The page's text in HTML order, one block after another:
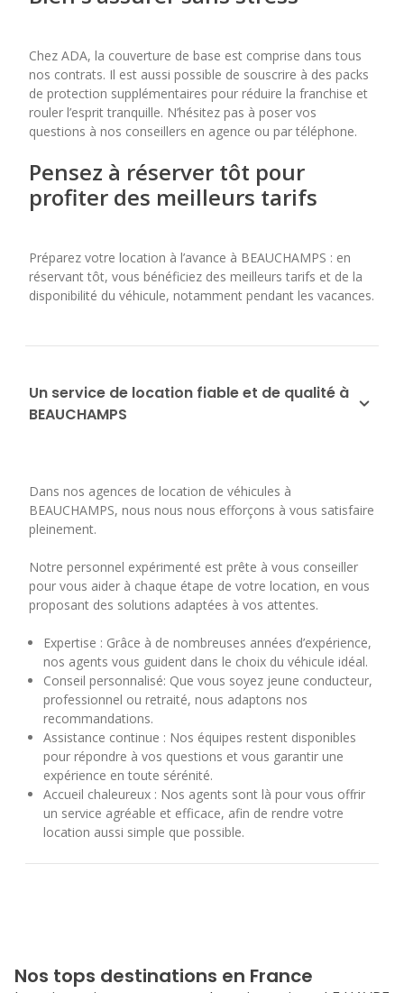
Chez ADA, la couverture de base est comprise dans tous
nos contrats. Il est aussi possible de souscrire à des packs
de protection supplémentaires pour réduire la franchise et
rouler l’esprit tranquille. N’hésitez pas à poser vos
questions à nos conseillers en agence ou par téléphone.
Pensez à réserver tôt pour
profiter des meilleurs tarifs
Préparez votre location à l’avance à BEAUCHAMPS : en
réservant tôt, vous bénéficiez des meilleurs tarifs et de la
disponibilité du véhicule, notamment pendant les vacances.
Un service de location fiable et de qualité à
BEAUCHAMPS
Dans nos agences de location de véhicules à
BEAUCHAMPS, nous nous nous efforçons à vous satisfaire
pleinement.
Notre personnel expérimenté est prête à vous conseiller
pour vous aider à chaque étape de votre location, en vous
proposant des solutions adaptées à vos attentes.
Expertise : Grâce à de nombreuses années d’expérience,
nos agents vous guident dans le choix du véhicule idéal.
Conseil personnalisé: Que vous soyez jeune conducteur,
professionnel ou retraité, nous adaptons nos
recommandations.
Assistance continue : Nos équipes restent disponibles
pour répondre à vos questions et vous garantir une
expérience en toute sérénité.
Accueil chaleureux : Nos agents sont là pour vous offrir
un service agréable et efficace, afin de rendre votre
location aussi simple que possible.
Nos tops destinations en France